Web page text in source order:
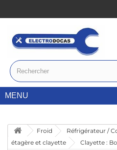
MENU
Froid
Réfrigérateur /
étagère et clayette
Clayette :